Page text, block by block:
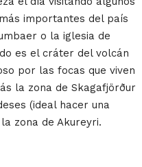
importantes del país
o la iglesia de
es el cráter del volcán
por las focas que viven
la zona de Skagafjörður
(ideal hacer una
zona de Akureyri.